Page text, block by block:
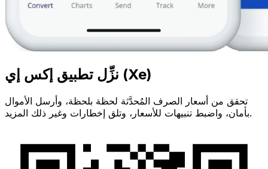
نزِّل تطبيق إكس إي (Xe)
تحقق من أسعار الصرف المُحدَّثة لحظة بلحظة، وأرسل الأموال
بأمان، واضبط تنبيهات للأسعار، وتلق إخطارات وغير ذلك المزيد.